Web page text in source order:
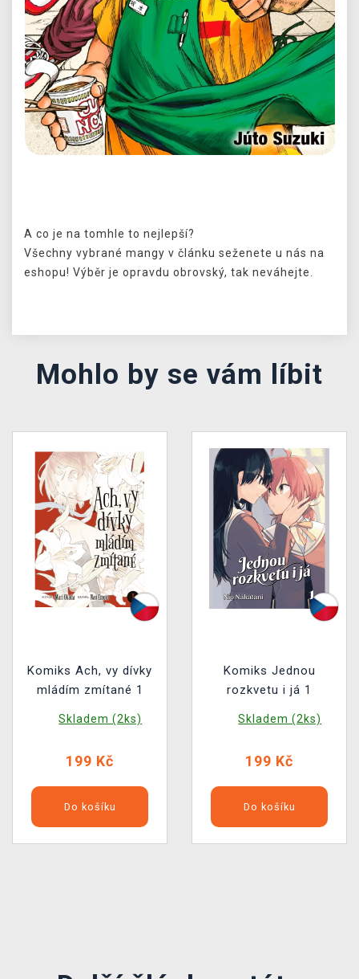
A co je na tomhle to nejlepší?
Všechny vybrané mangy v článku seženete u nás na
eshopu! Výběr je opravdu obrovský, tak neváhejte.
Mohlo by se vám líbit
Komiks Ach, vy dívky
mládím zmítané 1
Skladem (2ks)
199 Kč
Do košíku
Komiks Jednou
rozkvetu i já 1
Skladem (2ks)
199 Kč
Do košíku